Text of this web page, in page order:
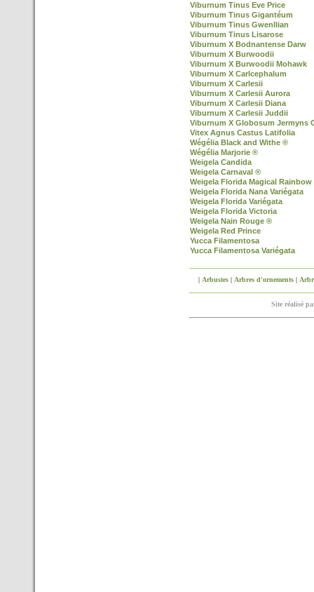
Viburnum Tinus Eve Price
Viburnum Tinus Gigantéum
Viburnum Tinus Gwenllian
Viburnum Tinus Lisarose
Viburnum X Bodnantense Darw
Viburnum X Burwoodii
Viburnum X Burwoodii Mohawk
Viburnum X Carlcephalum
Viburnum X Carlesii
Viburnum X Carlesii Aurora
Viburnum X Carlesii Diana
Viburnum X Carlesii Juddii
Viburnum X Globosum Jermyns
Vitex Agnus Castus Latifolia
Wégélia Black and Withe ®
Wégélia Marjorie ®
Weigela Candida
Weigela Carnaval ®
Weigela Florida Magical Rainbow
Weigela Florida Nana Variégata
Weigela Florida Variégata
Weigela Florida Victoria
Weigela Nain Rouge ®
Weigela Red Prince
Yucca Filamentosa
Yucca Filamentosa Variégata
| Arbustes| Arbres d'ornements|
Site réalisé